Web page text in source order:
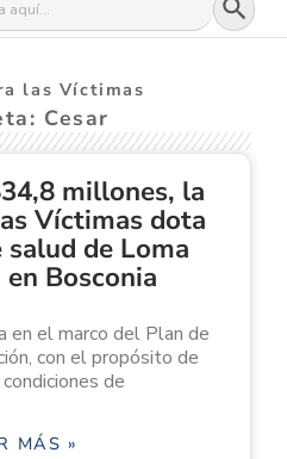
las Víctimas
Cesar
millones, la
Víctimas dota
de Loma
Bosconia
en el marco del Plan de
con el propósito de
de
MÁS »